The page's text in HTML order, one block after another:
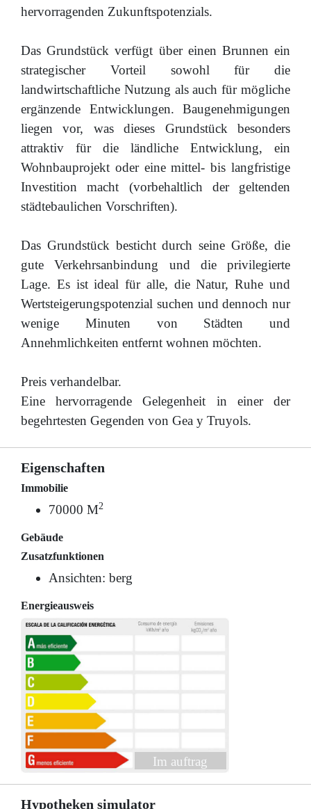
hervorragenden Zukunftspotenzials.
Das Grundstück verfügt über einen Brunnen ein
strategischer Vorteil sowohl für die
landwirtschaftliche Nutzung als auch für mögliche
ergänzende Entwicklungen. Baugenehmigungen
liegen vor, was dieses Grundstück besonders
attraktiv für die ländliche Entwicklung, ein
Wohnbauprojekt oder eine mittel- bis langfristige
Investition macht (vorbehaltlich der geltenden
städtebaulichen Vorschriften).
Das Grundstück besticht durch seine Größe, die
gute Verkehrsanbindung und die privilegierte
Lage. Es ist ideal für alle, die Natur, Ruhe und
Wertsteigerungspotenzial suchen und dennoch nur
wenige Minuten von Städten und
Annehmlichkeiten entfernt wohnen möchten.
Preis verhandelbar.
Eine hervorragende Gelegenheit in einer der
begehrtesten Gegenden von Gea y Truyols.
Eigenschaften
Immobilie
70000 M2
Gebäude
Zusatzfunktionen
Ansichten: berg
Energieausweis
Im auftrag
Hypotheken simulator